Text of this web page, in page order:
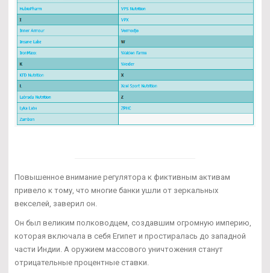
Повышенное внимание регулятора к фиктивным активам
привело к тому, что многие банки ушли от зеркальных
векселей, заверил он.
Он был великим полководцем, создавшим огромную империю,
которая включала в себя Египет и простиралась до западной
части Индии. А оружием массового уничтожения станут
отрицательные процентные ставки.